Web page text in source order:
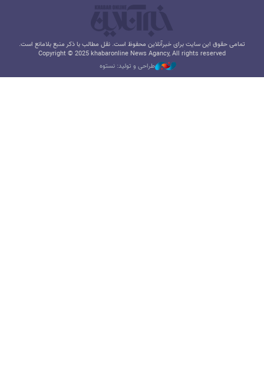
تمامی حقوق این سایت برای خبرآنلاین محفوظ است. نقل مطالب با ذکر منبع بلامانع است.
Copyright © 2025 khabaronline News Agancy, All rights reserved
طراحی و تولید: نستوه